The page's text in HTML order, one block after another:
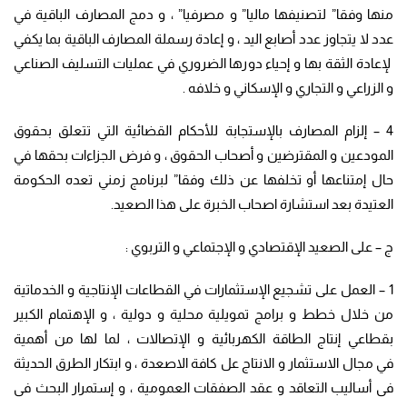
منها وفقا” لتصنيفها ماليا” و مصرفيا” ، و دمج المصارف الباقية في
عدد لا يتجاوز عدد أصابع اليد ، و إعادة رسملة المصارف الباقية بما يكفي
لإعادة الثقة بها و إحياء دورها الضروري في عمليات التسليف الصناعي
و الزراعي و التجاري و الإسكاني و خلافه .
4 – إلزام المصارف بالإستجابة للأحكام القضائية التي تتعلق بحقوق
المودعين و المقترضين و أصحاب الحقوق ، و فرض الجزاءات بحقها في
حال إمتناعها أو تخلفها عن ذلك وفقا” لبرنامج زمني تعده الحكومة
العتيدة بعد استشارة اصحاب الخبرة على هذا الصعيد.
ج – على الصعيد الإقتصادي و الإجتماعي و التربوي :
1 – العمل على تشجيع الإستثمارات في القطاعات الإنتاجية و الخدماتية
من خلال خطط و برامج تمويلية محلية و دولية ، و الإهتمام الكبير
بقطاعي إنتاج الطاقة الكهربائية و الإتصالات ، لما لها من أهمية
في مجال الاستثمار و الانتاج عل كافة الاصعدة ، و ابتكار الطرق الحديثة
في أساليب التعاقد و عقد الصفقات العمومية ، و إستمرار البحث في